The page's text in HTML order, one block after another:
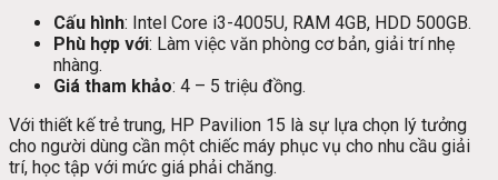
Cấu hình: Intel Core i3-4005U, RAM 4GB, HDD 500GB.
Phù hợp với: Làm việc văn phòng cơ bản, giải trí nhẹ
nhàng.
Giá tham khảo: 4 – 5 triệu đồng.
Với thiết kế trẻ trung, HP Pavilion 15 là sự lựa chọn lý tưởng
cho người dùng cần một chiếc máy phục vụ cho nhu cầu giải
trí, học tập với mức giá phải chăng.